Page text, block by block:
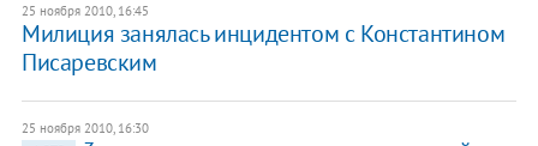
25 ноября 2010, 16:45
Милиция занялась инцидентом с Константином
Писаревским
25 ноября 2010, 16:30